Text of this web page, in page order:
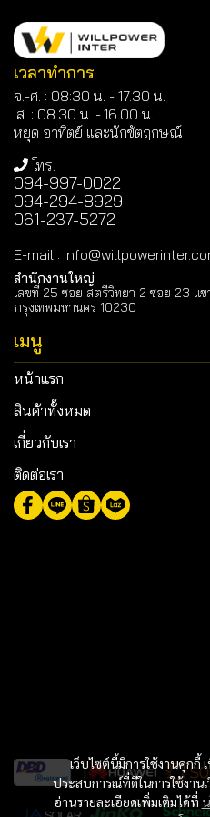
เว็บไซต์นี้มีการใช้งานคุก
ประสบการณ์ที่ดีในการใช้งาน
อ่านรายละเอียดเพิ่มเติมได้ที่
เวลาทำการ
จ.-ศ. : 08:30 น. - 17.30 น.
ส. : 08.30 น. -16.00 น.
หยุด อาทิตย์ และนักขัตฤกษณ์
โทร.
094-997-0022
094-294-8929
061-237-5272
E-mail :
สำนักงานใหญ่
เลขที่ 25 ซอย สตรีวิทยา 2 ซอย 23 แข
กรุงเทพมหานคร 10230
เมนู
หน้าแรก
สินค้าทั้งหมด
เกี่ยวกับเรา
ติดต่อเรา